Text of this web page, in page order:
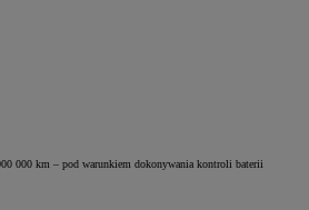
000 km – pod warunkiem dokonywania kontroli baterii